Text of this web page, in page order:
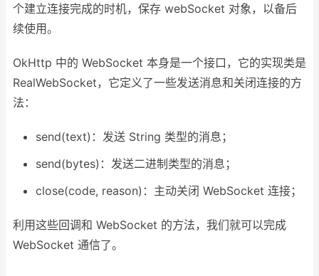
个建立连接完成的时机，保存 webSocket 对象，以备后
续使用。
OkHttp 中的 WebSocket 本身是一个接口，它的实现类是
RealWebSocket，它定义了一些发送消息和关闭连接的方
法：
send(text)：发送 String 类型的消息；
send(bytes)：发送二进制类型的消息；
close(code, reason)：主动关闭 WebSocket 连接；
利用这些回调和 WebSocket 的方法，我们就可以完成
WebSocket 通信了。